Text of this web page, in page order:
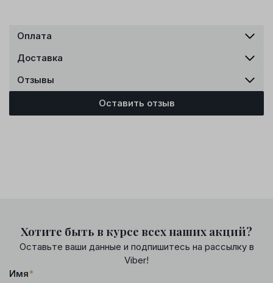
Оплата
Доставка
Отзывы
Оставить отзыв
Хотите быть в курсе всех наших акций?
Оставьте ваши данные и подпишитесь на рассылку в
Viber!
Имя*